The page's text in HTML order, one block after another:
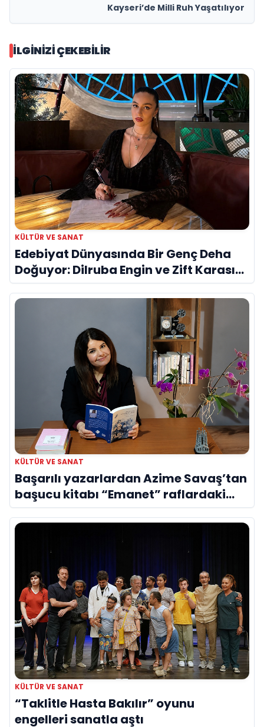
Kayseri’de Milli Ruh Yaşatılıyor
İLGINIZI ÇEKEBILIR
KÜLTÜR VE SANAT
Edebiyat Dünyasında Bir Genç Deha
Doğuyor: Dilruba Engin ve Zift Karası
Evreni ‘AVENOİR’
KÜLTÜR VE SANAT
Başarılı yazarlardan Azime Savaş’tan
başucu kitabı “Emanet” raflardaki
yerini aldı
KÜLTÜR VE SANAT
“Taklitle Hasta Bakılır” oyunu
engelleri sanatla aştı